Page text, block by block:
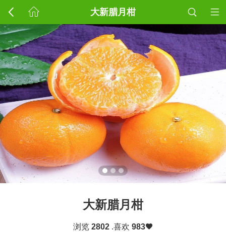
大新腊月柑
大新腊月柑
浏览 2802.喜欢 983